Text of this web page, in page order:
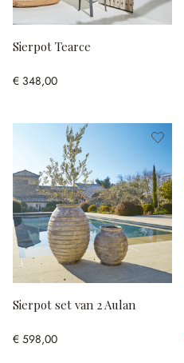
Sierpot Tearce
€ 348,00
Sierpot set van 2 Aulan
€ 598,00